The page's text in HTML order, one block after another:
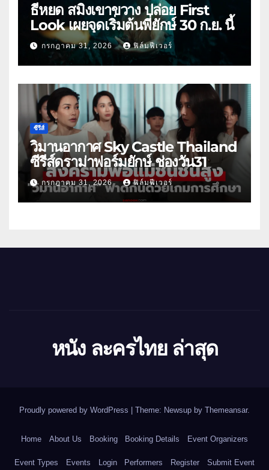
ธี่หยด สมิงเขาขวาง ปล่อย First
Look เผยจุดเริ่มต้นพี่ยักษ์ 30 ก.ย. นี้
กรกฎาคม 31, 2026 ฟิล์มฟีเวอร์
ซีรีส์
วิมานอากาศ Sky Castle Thailand
ซีรีส์ดราม่าฟอร์มยักษ์ ช่องวัน31
กรกฎาคม 31, 2026 ฟิล์มฟีเวอร์
หนัง ละครไทย ล่าสุด
Proudly powered by WordPress Theme: Newsup by Themeansar.
Home About Us Booking Booking Details Event Organizers
Event Types Events Login Performers Register Submit Event